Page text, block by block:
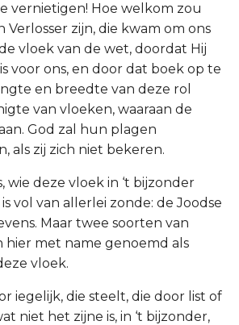
vernietigen! Hoe welkom zou
Verlosser zijn, die kwam om ons
vloek van de wet, doordat Hij
voor ons, en door dat boek op te
en breedte van deze rol
van vloeken, waaraan de
God zal hun plagen
als zij zich niet bekeren.
wie deze vloek in ‘t bijzonder
vol van allerlei zonde: de Joodse
Maar twee soorten van
hier met name genoemd als
vloek.
iegelijk, die steelt, die door list of
niet het zijne is, in ‘t bijzonder,